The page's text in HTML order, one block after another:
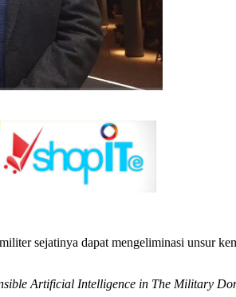
sejatinya dapat mengeliminasi unsur
Artificial Intelligence in The Military